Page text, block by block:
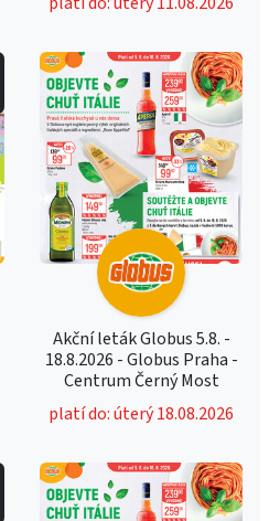
Akční leták Globus 5.8. -
18.8.2026 - Globus Praha -
Centrum Černý Most
platí do: úterý 18.08.2026